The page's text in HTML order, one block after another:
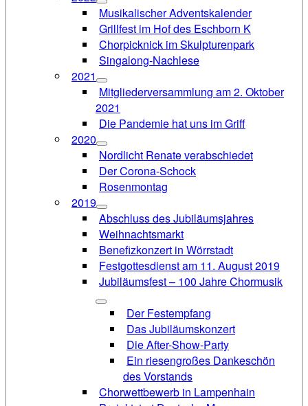
Musikalischer Adventskalender
Grillfest im Hof des Eschborn K
Chorpicknick im Skulpturenpark
Singalong-Nachlese
2021
Mitgliederversammlung am 2. Oktober
2021
Die Pandemie hat uns im Griff
2020
Nordlicht Renate verabschiedet
Der Corona-Schock
Rosenmontag
2019
Abschluss des Jubiläumsjahres
Weihnachtsmarkt
Benefizkonzert in Wörrstadt
Festgottesdienst am 11. August 2019
Jubiläumsfest – 100 Jahre Chormusik
Der Festempfang
Das Jubiläumskonzert
Die After-Show-Party
Ein riesengroßes Dankeschön
des Vorstands
Chorwettbewerb in Lampenhain